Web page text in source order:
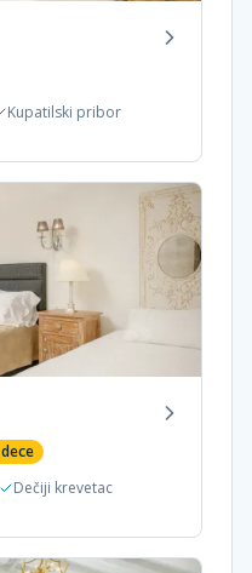
Kupatilski pribor
dece
Dečiji krevetac